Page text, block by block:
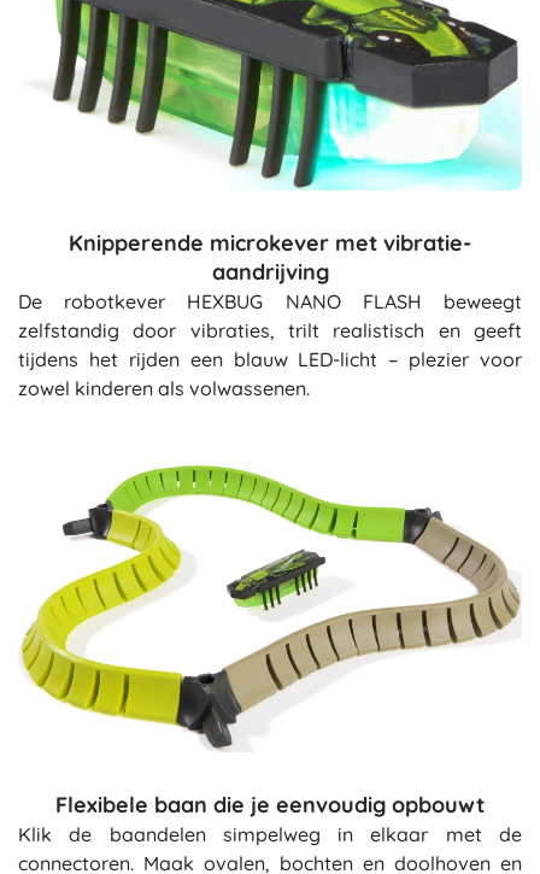
Knipperende microkever met vibratie-
aandrijving
De robotkever HEXBUG NANO FLASH beweegt
zelfstandig door vibraties, trilt realistisch en geeft
tijdens het rijden een blauw LED-licht – plezier voor
zowel kinderen als volwassenen.
Flexibele baan die je eenvoudig opbouwt
Klik de baandelen simpelweg in elkaar met de
connectoren. Maak ovalen, bochten en doolhoven en